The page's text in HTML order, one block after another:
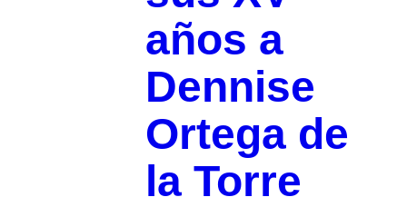
años a
Dennise
Ortega de
la Torre